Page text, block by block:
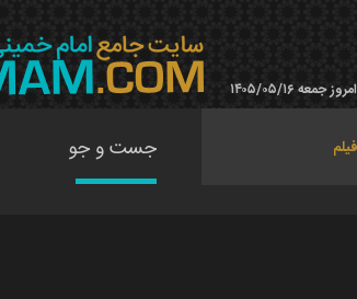
امروز جمعه ۱۴۰۵/۰۵/۱۶
فیلم